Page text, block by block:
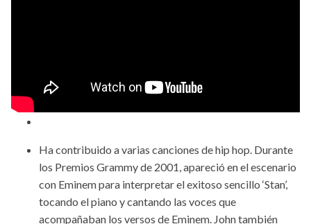
Ha contribuido a varias canciones de hip hop. Durante
los Premios Grammy de 2001, apareció en el escenario
con Eminem para interpretar el exitoso sencillo ‘Stan’,
tocando el piano y cantando las voces que
acompañaban los versos de Eminem. John también